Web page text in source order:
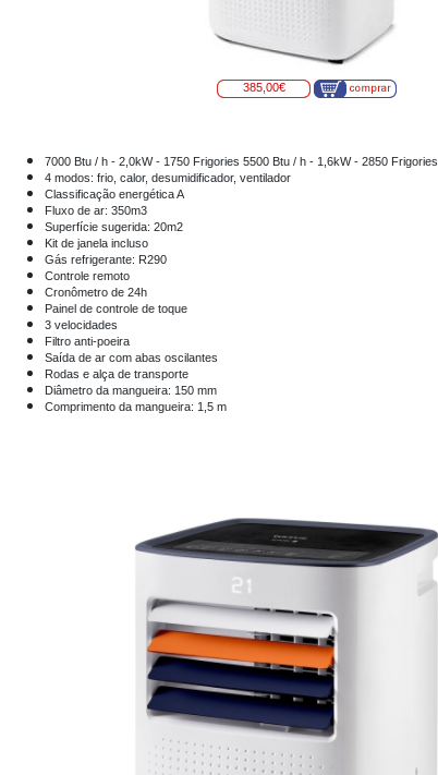
385,00€
7000 Btu / h - 2,0kW - 1750 Frigories 5500 Btu / h - 1,6kW - 2850 Frigories
4 modos: frio, calor, desumidificador, ventilador
Classificação energética A
Fluxo de ar: 350m3
Superfície sugerida: 20m2
Kit de janela incluso
Gás refrigerante: R290
Controle remoto
Cronômetro de 24h
Painel de controle de toque
3 velocidades
Filtro anti-poeira
Saída de ar com abas oscilantes
Rodas e alça de transporte
Diâmetro da mangueira: 150 mm
Comprimento da mangueira: 1,5 m